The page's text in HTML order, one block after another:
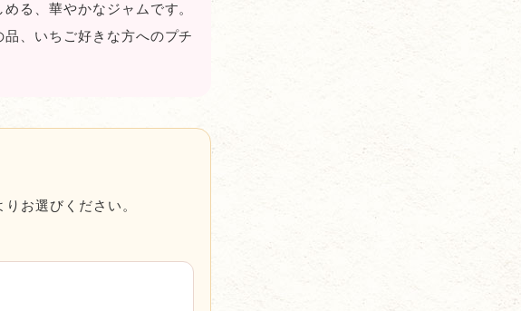
る、華やかなジャムです。
、いちご好きな方へのプチ
お選びください。